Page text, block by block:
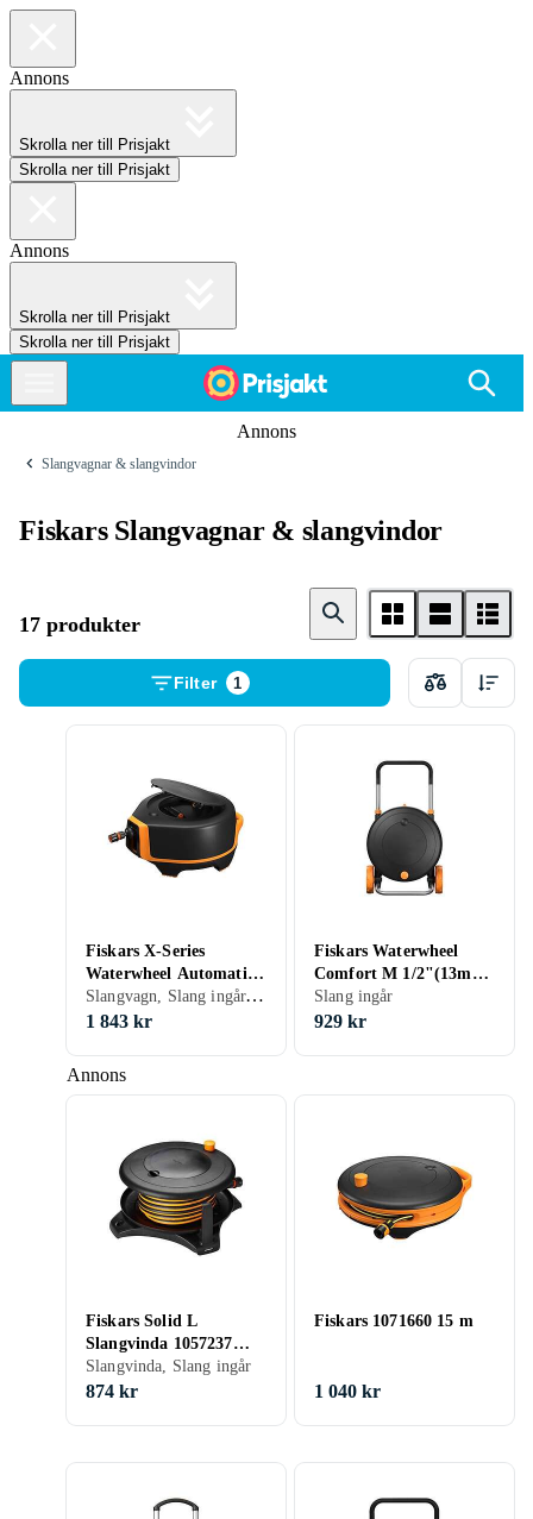
Annons
Skrolla ner till Prisjakt
Skrolla ner till Prisjakt
Annons
Skrolla ner till Prisjakt
Skrolla ner till Prisjakt
Annons
Slangvagnar & slangvindor
Fiskars Slangvagnar & slangvindor
17 produkter
Filter 1
Annons
Fiskars X-Series
Waterwheel Automatic
XL 25m Q3
Slangvagn, Slang ingår, Automatisk inrullning
1 843 kr
Fiskars Waterwheel
Comfort M 1/2"(13mm)
20m
Slang ingår
929 kr
Fiskars Solid L
Slangvinda 1057237
(30m Slang)
Slangvinda, Slang ingår
874 kr
Fiskars 1071660 15 m
1 040 kr